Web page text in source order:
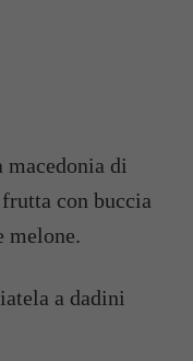
di
con buccia
melone.
a dadini